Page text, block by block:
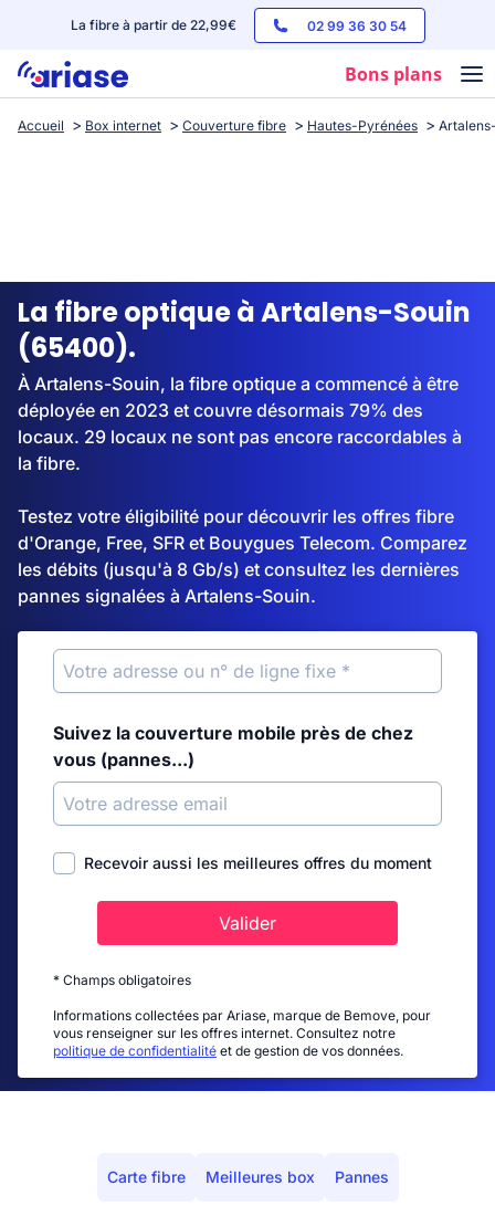
La fibre à partir de 22,99€ 02 99 36 30 54
Bons plans
Box internet
Streaming
Accueil Box internet Couverture fibre Hautes-Pyrénées
La fibre optique à Artalens-Souin
(65400).
À Artalens-Souin, la fibre optique a commencé à être
déployée en 2023 et couvre désormais 79% des
locaux. 29 locaux ne sont pas encore raccordables à
la fibre.
Testez votre éligibilité pour découvrir les offres fibre
d'Orange, Free, SFR et Bouygues Telecom. Comparez
les débits (jusqu'à 8 Gb/s) et consultez les dernières
pannes signalées à Artalens-Souin.
Suivez la couverture mobile près de chez
vous (pannes...)
Recevoir aussi les meilleures offres du moment
Valider
* Champs obligatoires
Informations collectées par Ariase, marque de Bemove, pour
vous renseigner sur les offres internet. Consultez notre
politique de confidentialité et de gestion de vos données.
Carte fibre Meilleures box Pannes